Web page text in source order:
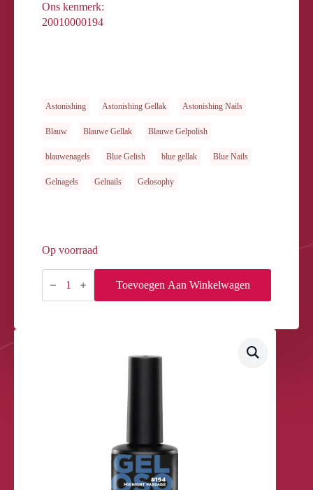
Ons kenmerk:
20010000194
Astonishing Astonishing Gellak Astonishing Nails
Blauw Blauwe Gellak Blauwe Gelpolish
blauwenagels Blue Gelish blue gellak Blue Nails
Gelnagels Gelnails Gelosophy
Op voorraad
Gelosophy
#194
Toevoegen Aan Winkelwagen